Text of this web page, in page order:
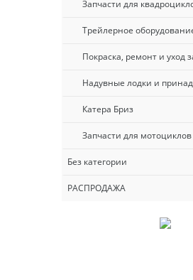
Запчасти для
Трейлерное
Покраска, ремонт и уход
Надувные лодки и
Катера Бриз
Запчасти для мотоциклов
Без категории
РАСПРОДАЖА